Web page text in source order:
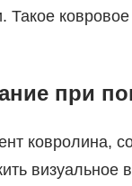
Такое
при
ковролина,
визуальное